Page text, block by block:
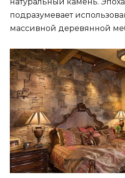
натуральный камень.
подразумевает
массивной деревянной